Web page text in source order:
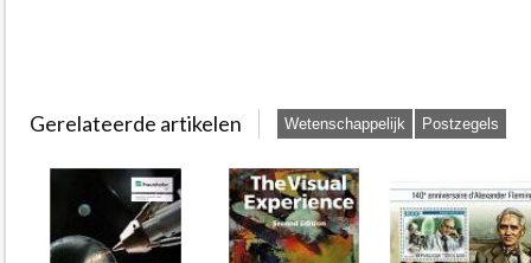
Gerelateerde artikelen Wetenschappelijk Postzegels